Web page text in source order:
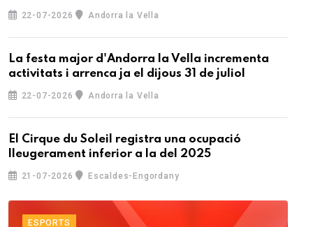
22-07-2026 Andorra la Vella
La festa major d'Andorra la Vella incrementa
activitats i arrenca ja el dijous 31 de juliol
22-07-2026 Andorra la Vella
El Cirque du Soleil registra una ocupació
lleugerament inferior a la del 2025
21-07-2026 Escaldes-Engordany
ESPORTS